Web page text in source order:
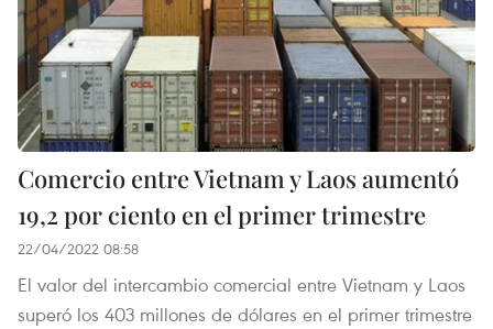
Comercio entre Vietnam y Laos aumentó
19,2 por ciento en el primer trimestre
22/04/2022 08:58
El valor del intercambio comercial entre Vietnam y Laos
superó los 403 millones de dólares en el primer trimestre